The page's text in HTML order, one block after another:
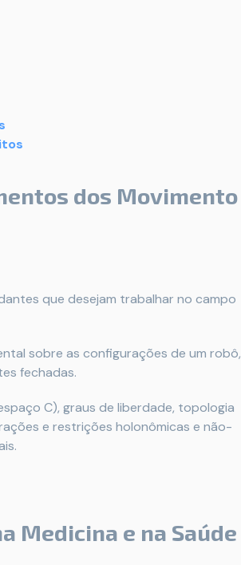
dos Movimento
que desejam trabalhar no campo
sobre as configurações de um robô,
fechadas.
C), graus de liberdade, topologia
e restrições holonômicas e não-
Medicina e na Saúde